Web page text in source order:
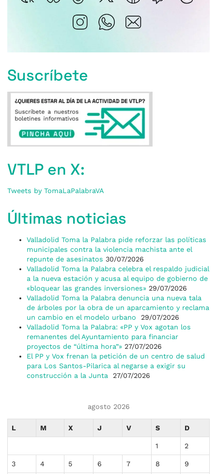
Suscríbete
VTLP en X:
Tweets by TomaLaPalabraVA
Últimas noticias
Valladolid Toma la Palabra pide reforzar las políticas
municipales contra la violencia machista ante el
repunte de asesinatos 30/07/2026
Valladolid Toma la Palabra celebra el respaldo judicial
a la nueva estación y acusa al equipo de gobierno de
«bloquear las grandes inversiones» 29/07/2026
Valladolid Toma la Palabra denuncia una nueva tala
de árboles por la obra de un aparcamiento y reclama
un cambio en el modelo urbano
29/07/2026
Valladolid Toma la Palabra: «PP y Vox agotan los
remanentes del Ayuntamiento para financiar
proyectos de “última hora”» 27/07/2026
El PP y Vox frenan la petición de un centro de salud
para Los Santos-Pilarica al negarse a exigir su
construcción a la Junta
27/07/2026
agosto 2026
L M X J V S D
1 2
3 4 5 6 7 8 9